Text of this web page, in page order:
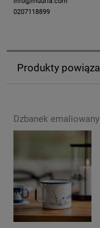
0207118899
Produkty
Dzbanek